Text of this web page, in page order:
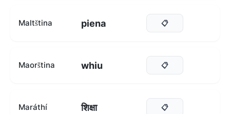
Maltština piena 📋
Maorština whiu 📋
Maráthí शिक्षा 📋